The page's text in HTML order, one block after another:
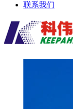
联系我们